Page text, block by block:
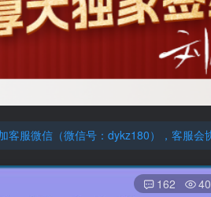
服微信（微信号：dykz180），客服会
，特别适合学习！
162